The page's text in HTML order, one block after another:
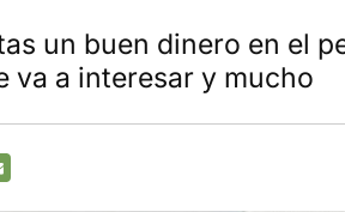
un buen dinero en el
va a interesar y mucho